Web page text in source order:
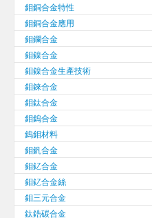
鉬銅合金特性
鉬銅合金應用
鉬鑭合金
鉬鎳合金
鉬鎳合金生產技術
鉬錸合金
鉬鈦合金
鉬鎢合金
鎢鉬材料
鉬釩合金
鉬釔合金
鉬釔合金絲
鉬三元合金
鈦鋯碳合金